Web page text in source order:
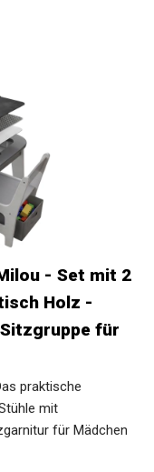
- Set mit 2
Holz -
für
praktische
mit
für Mädchen